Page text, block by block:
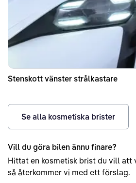
Stenskott vänster strålkastare
Se alla kosmetiska brister
Vill du göra bilen ännu finare?
Hittat en kosmetisk brist du vill att
så återkommer vi med ett förslag.